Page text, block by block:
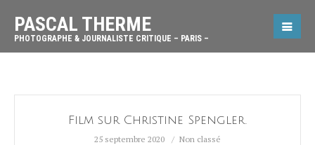
PASCAL THERME
PHOTOGRAPHE & JOURNALISTE CRITIQUE – PARIS –
Film sur Christine Spengler.
25 septembre 2020 Non classé